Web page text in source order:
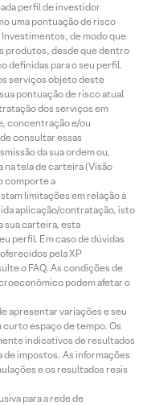
perfil de investidor
uma pontuação de risco
de modo que
produtos, desde que dentro
definidas para o seu perfil.
serviços objeto deste
pontuação de risco atual
dos serviços em
concentração e/ou
consultar essas
da sua ordem ou,
na tela de carteira (Visão
comporte a
limitações em relação à
aplicação/contratação, isto
sua carteira, esta
perfil. Em caso de dúvidas
pela XP
o FAQ. As condições de
podem afetar o
apresentar variações e seu
espaço de tempo. Os
indicativos de resultados
de impostos. As informações
e os resultados reais
para a rede de